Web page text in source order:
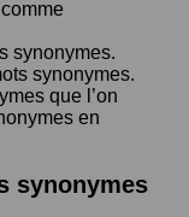
synonymes.
synonymes.
que l’on
en
synonymes